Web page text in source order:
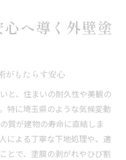
へ導く外壁塗
がもたらす安心
と、住まいの耐久性や美観の
特に埼玉県のような気候変動
質が建物の寿命に直結しま
による丁寧な下地処理や、適
とで、塗膜の剥がれやひび割